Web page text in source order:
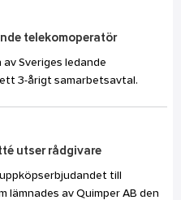
telekomoperatör
av Sveriges ledande
3-årigt samarbetsavtal.
utser rådgivare
till
lämnades av Quimper AB den